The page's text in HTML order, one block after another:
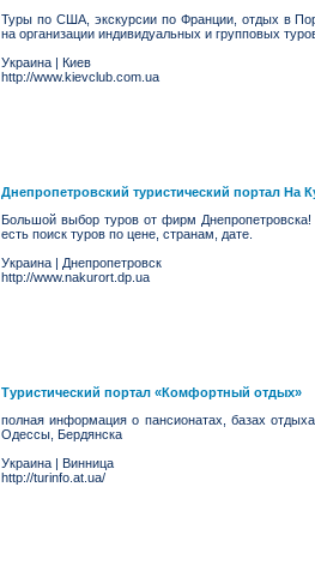
Туры по США, экскурсии по Франции, отдых в
на организации индивидуальных и групповых
Украина | Киев
http://www.kievclub.com.ua
Днепропетровский туристический портал На
Большой выбор туров от фирм
есть поиск туров по цене, странам, дате.
Украина | Днепропетровск
http://www.nakurort.dp.ua
Туристический портал «Комфортный отдых»
полная информация о пансионатах, базах
Одессы, Бердянска
Украина | Винница
http://turinfo.at.ua/